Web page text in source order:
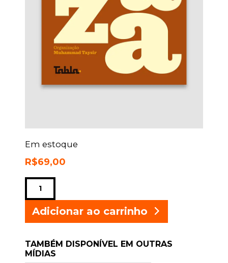
Em estoque
R$69,00
Gaza,
terra
da
poesia
quantidade
Adicionar ao carrinho
TAMBÉM DISPONÍVEL EM OUTRAS
MÍDIAS